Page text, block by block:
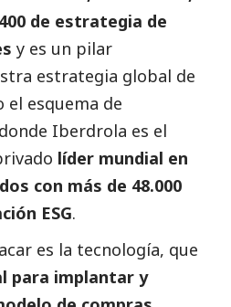
de estrategia de
y es un pilar
estrategia global de
esquema de
Iberdrola es el
líder mundial en
con más de 48.000
ESG.
es la tecnología, que
para implantar y